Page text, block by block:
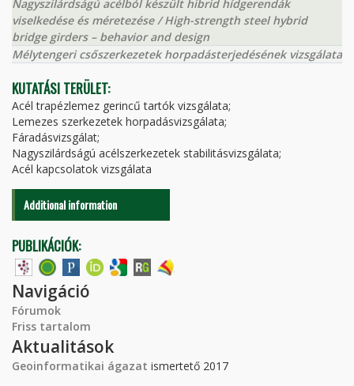
Nagyszilárdságú acélból készült hibrid hídgerendák
viselkedése és méretezése / High-strength steel hybrid
bridge girders – behavior and design
Mélytengeri csőszerkezetek horpadásterjedésének vizsgálata
KUTATÁSI TERÜLET:
Acél trapézlemez gerincű tartók vizsgálata;
Lemezes szerkezetek horpadásvizsgálata;
Fáradásvizsgálat;
Nagyszilárdságú acélszerkezetek stabilitásvizsgálata;
Acél kapcsolatok vizsgálata
Additional information
PUBLIKÁCIÓK:
Navigáció
Fórumok
Friss tartalom
Aktualitások
Geoinformatikai ágazat ismertető 2017